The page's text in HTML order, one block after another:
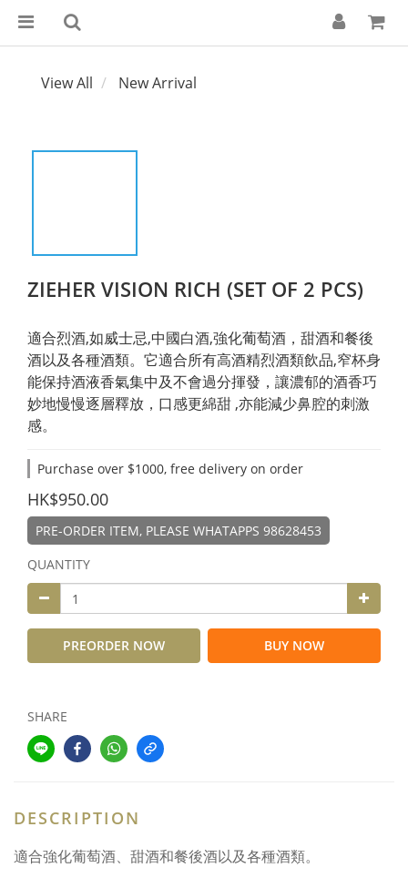
View All New Arrival
ZIEHER VISION RICH (SET OF 2 PCS)
適合烈酒,如威士忌,中國白酒,強化葡萄酒，甜酒和餐後
酒以及各種酒類。它適合所有高酒精烈酒類飲品,窄杯身
能保持酒液香氣集中及不會過分揮發，讓濃郁的酒香巧
妙地慢慢逐層釋放，口感更綿甜 ,亦能減少鼻腔的刺激
感。
Purchase over $1000, free delivery on order
HK$950.00
PRE-ORDER ITEM, PLEASE WHATAPPS 98628453
QUANTITY
PREORDER NOW BUY NOW
SHARE
DESCRIPTION
適合強化葡萄酒、甜酒和餐後酒以及各種酒類。